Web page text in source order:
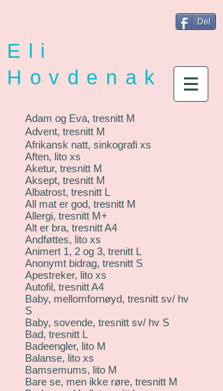
Del
Eli
Hovdenak
Adam og Eva, tresnitt M
Advent, tresnitt M
Afrikansk natt, sinkografi xs
Aften, lito xs
Aketur, tresnitt M
Aksept, tresnitt M
Albatrost, tresnitt L
All mat er god, tresnitt M
Allergi, tresnitt M+
Alt er bra, tresnitt A4
Andføttes, lito xs
Animert 1, 2 og 3, trenitt L
Anonymt bidrag, tresnitt S
Apestreker, lito xs
Autofil, tresnitt A4
Baby, mellomfornøyd, tresnitt sv/ hv
S
Baby, sovende, tresnitt sv/ hv S
Bad, tresnitt L
Badeengler, lito M
Balanse, lito xs
Bamsemums, lito M
Bare se, men ikke røre, tresnitt M